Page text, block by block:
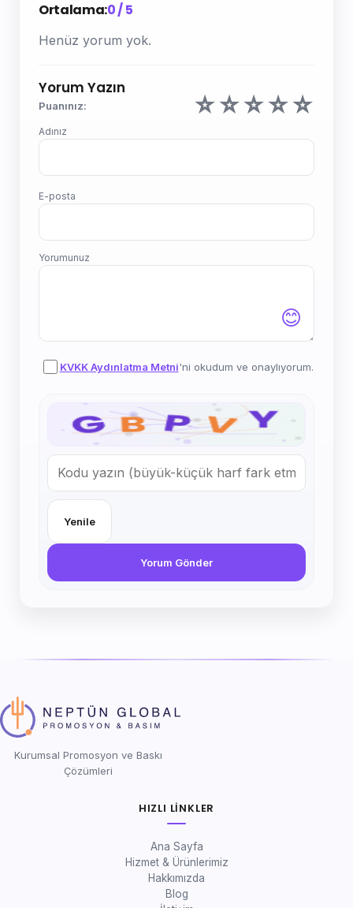
Ortalama:0 / 5
Henüz yorum yok.
Yorum Yazın
Puanınız: ☆☆☆☆☆
Adınız
E-posta
Yorumunuz
😊
KVKK Aydınlatma Metni'ni okudum ve onaylıyorum.
Yenile
Yorum Gönder
Kurumsal Promosyon ve Baskı
Çözümleri
HIZLI LINKLER
Ana Sayfa
Hizmet & Ürünlerimiz
Hakkımızda
Blog